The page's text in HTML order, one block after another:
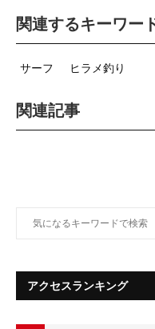
関連するキーワー
サーフ ヒラメ釣り
関連記事
アクセスランキング